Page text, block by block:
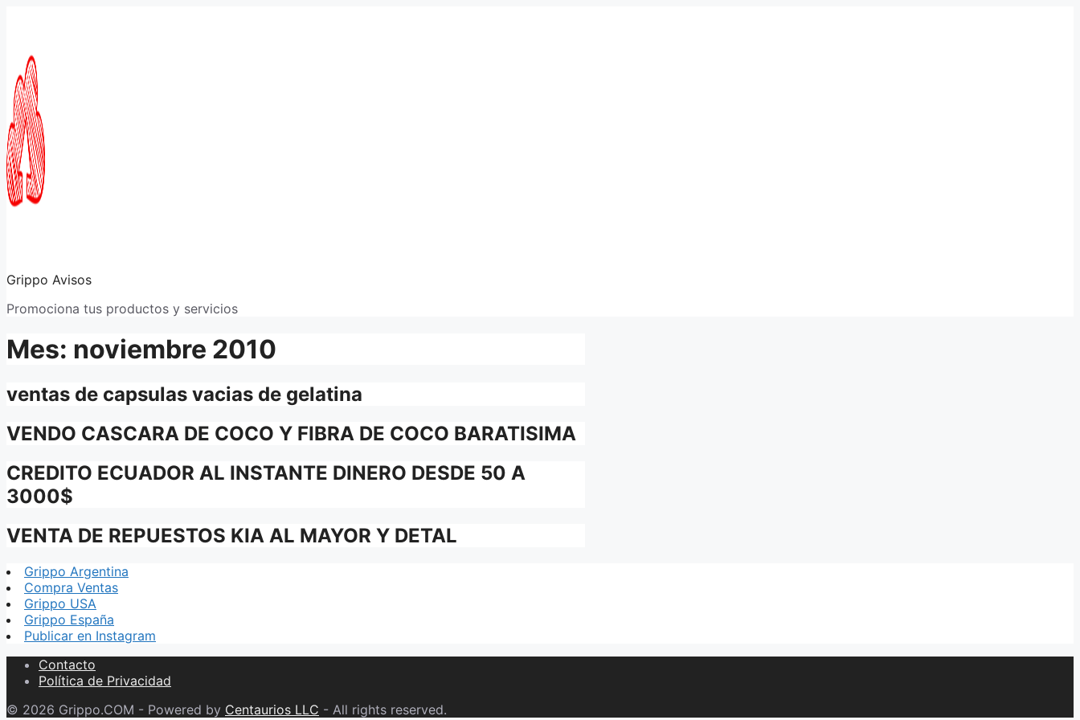
Grippo Avisos
Promociona tus productos y servicios
Mes: noviembre 2010
ventas de capsulas vacias de gelatina
VENDO CASCARA DE COCO Y FIBRA DE COCO BARATISIMA
CREDITO ECUADOR AL INSTANTE DINERO DESDE 50 A
3000$
VENTA DE REPUESTOS KIA AL MAYOR Y DETAL
Grippo Argentina
Compra Ventas
Grippo USA
Grippo España
Publicar en Instagram
Contacto
Política de Privacidad
© 2026 Grippo.COM - Powered by Centaurios LLC - All rights reserved.